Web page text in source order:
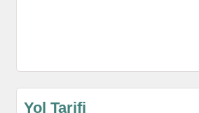
Yol Tarifi